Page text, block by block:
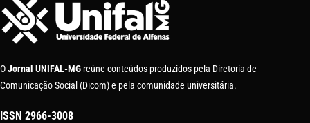
OJornal UNIFAL-MG reúne conteúdos produzidos pela Diretoria de
Comunicação Social (Dicom) e pela comunidade universitária.
ISSN 2966-3008